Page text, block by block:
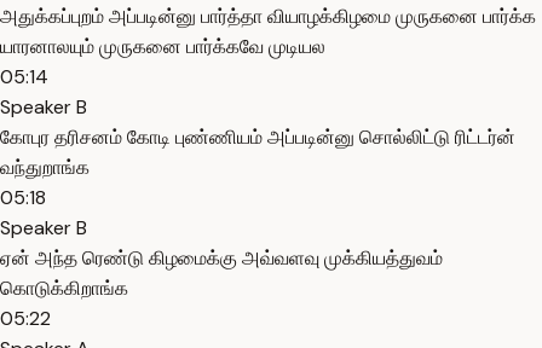
அதுக்கப்புறம் அப்படின்னு பார்த்தா வியாழக்கிழமை முருகனை பார்க்க
யாரனாலயும் முருகனை பார்க்கவே முடியல
05:14
Speaker B
கோபுர தரிசனம் கோடி புண்ணியம் அப்படின்னு சொல்லிட்டு ரிட்டர்ன்
வந்துறாங்க
05:18
Speaker B
ஏன் அந்த ரெண்டு கிழமைக்கு அவ்வளவு முக்கியத்துவம்
கொடுக்கிறாங்க
05:22